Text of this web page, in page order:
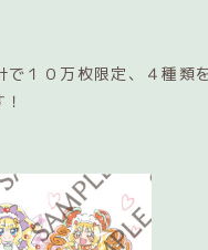
で１０万枚限定、４種類